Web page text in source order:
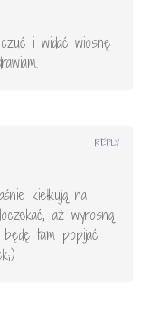
i widać wiosnę
kiełkują na
aż wyrosną
tam popijać
REPLY